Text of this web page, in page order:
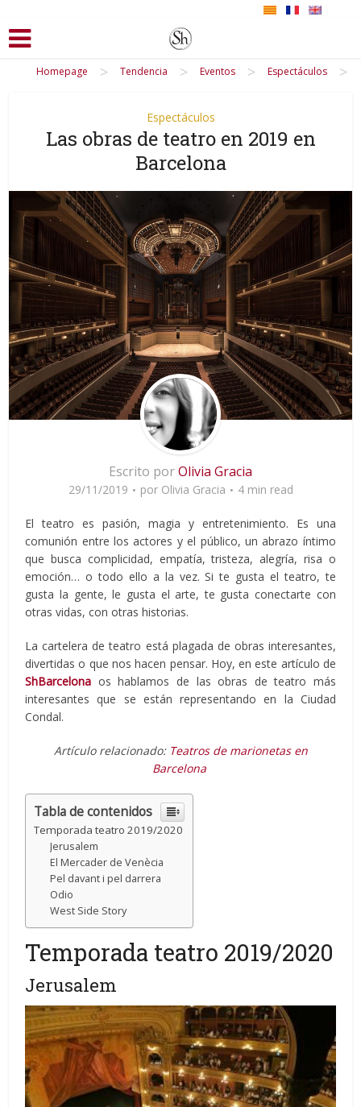
Homepage > Tendencia > Eventos > Espectáculos >
Espectáculos
Las obras de teatro en 2019 en
Barcelona
Escrito porOlivia Gracia
29/11/2019 por Olivia Gracia 4 min read
El teatro es pasión, magia y entretenimiento. Es una
comunión entre los actores y el público, un abrazo íntimo
que busca complicidad, empatía, tristeza, alegría, risa o
emoción… o todo ello a la vez. Si te gusta el teatro, te
gusta la gente, le gusta el arte, te gusta conectarte con
otras vidas, con otras historias.
La cartelera de teatro está plagada de obras interesantes,
divertidas o que nos hacen pensar. Hoy, en este artículo de
ShBarcelona os hablamos de las obras de teatro más
interesantes que se están representando en la Ciudad
Condal.
Artículo relacionado: Teatros de marionetas en
Barcelona
Tabla de contenidos
Temporada teatro 2019/2020
Jerusalem
El Mercader de Venècia
Pel davant i pel darrera
Odio
West Side Story
Temporada teatro 2019/2020
Jerusalem